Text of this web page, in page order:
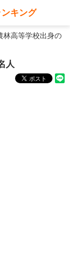
キング
林高等学校出身の
人